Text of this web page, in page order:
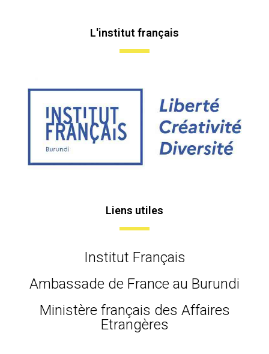
L'institut français
Liens utiles
Institut Français
Ambassade de France au Burundi
Ministère français des Affaires
Etrangères